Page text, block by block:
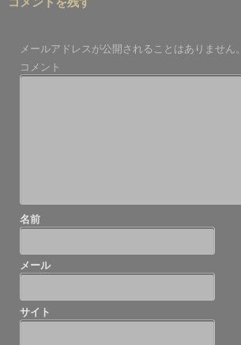
ナ
ゲ
ー
メールアドレスが公開されることはありません。
コメント
名前
メール
サイト